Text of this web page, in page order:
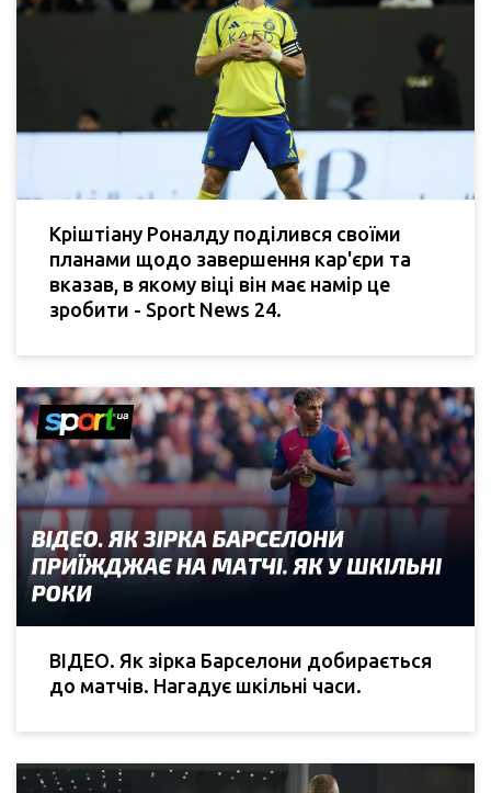
Кріштіану Роналду поділився своїми
планами щодо завершення кар'єри та
вказав, в якому віці він має намір це
зробити - Sport News 24.
ВІДЕО. Як зірка Барселони добирається
до матчів. Нагадує шкільні часи.